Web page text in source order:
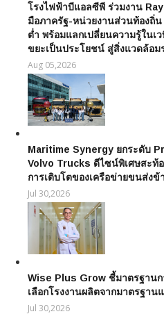
โรงไฟฟ้าบีแอลซีพี ร่วมงาน
มือภาครัฐ-หน่วยงานส่วนท้องถิ่น
ต่ำ พร้อมแลกเปลี่ยนความรู้ในเ
ขยะเป็นประโยชน์ สู่สิ่งแวดล้อม
Aug 05,2026
Maritime Synergy ยกระดับ
Volvo Trucks ดีไซน์พิเศษสะท้
การเติบโตของเครือข่ายขนส่ง
Jul 30,2026
Wise Plus Grow ชี้มาตรฐาน
เลือกโรงงานผลิตจากมาตรฐา
Jul 30,2026